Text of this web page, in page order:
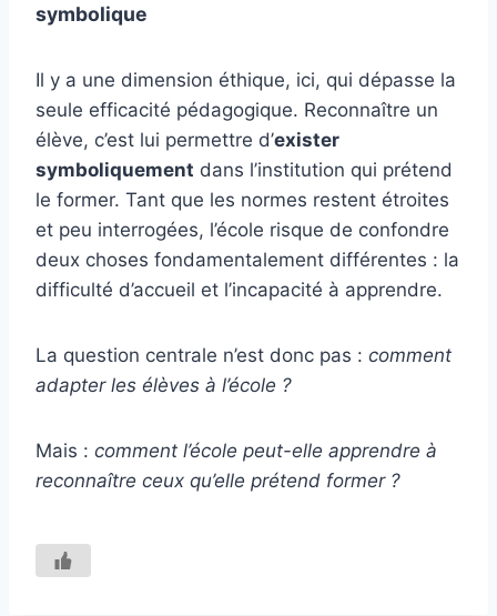
symbolique
Il y a une dimension éthique, ici, qui dépasse la
seule efficacité pédagogique. Reconnaître un
élève, c’est lui permettre d’exister
symboliquement dans l’institution qui prétend
le former. Tant que les normes restent étroites
et peu interrogées, l’école risque de confondre
deux choses fondamentalement différentes : la
difficulté d’accueil et l’incapacité à apprendre.
La question centrale n’est donc pas : comment
adapter les élèves à l’école ?
Mais : comment l’école peut-elle apprendre à
reconnaître ceux qu’elle prétend former ?